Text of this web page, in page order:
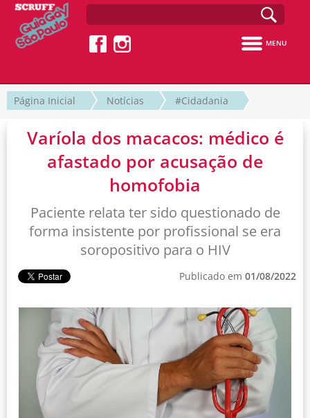
MENU
Página Inicial Notícias #Cidadania
Varíola dos macacos: médico é
afastado por acusação de
homofobia
Paciente relata ter sido questionado de
forma insistente por profissional se era
soropositivo para o HIV
Publicado em 01/08/2022